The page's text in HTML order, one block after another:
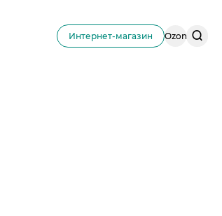
Интернет-магазин Ozon